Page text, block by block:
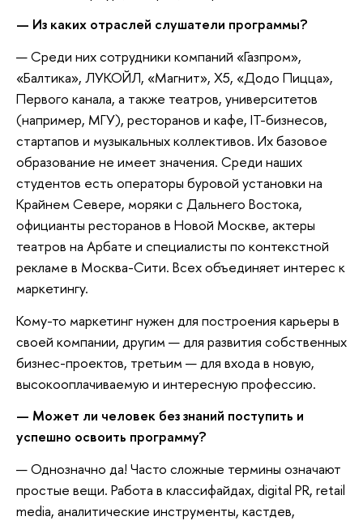
— Из каких отраслей слушатели программы?
— Среди них сотрудники компаний «Газпром»,
«Балтика», ЛУКОЙЛ, «Магнит», Х5, «Додо Пицца»,
Первого канала, а также театров, университетов
(например, МГУ), ресторанов и кафе, IT-бизнесов,
стартапов и музыкальных коллективов. Их базовое
образование не имеет значения. Среди наших
студентов есть операторы буровой установки на
Крайнем Севере, моряки с Дальнего Востока,
официанты ресторанов в Новой Москве, актеры
театров на Арбате и специалисты по контекстной
рекламе в Москва-Сити. Всех объединяет интерес к
маркетингу.
Кому-то маркетинг нужен для построения карьеры в
своей компании, другим — для развития собственных
бизнес-проектов, третьим — для входа в новую,
высокооплачиваемую и интересную профессию.
— Может ли человек без знаний поступить и
успешно освоить программу?
— Однозначно да! Часто сложные термины означают
простые вещи. Работа в классифайдах, digital PR, retail
media, аналитические инструменты, кастдев,